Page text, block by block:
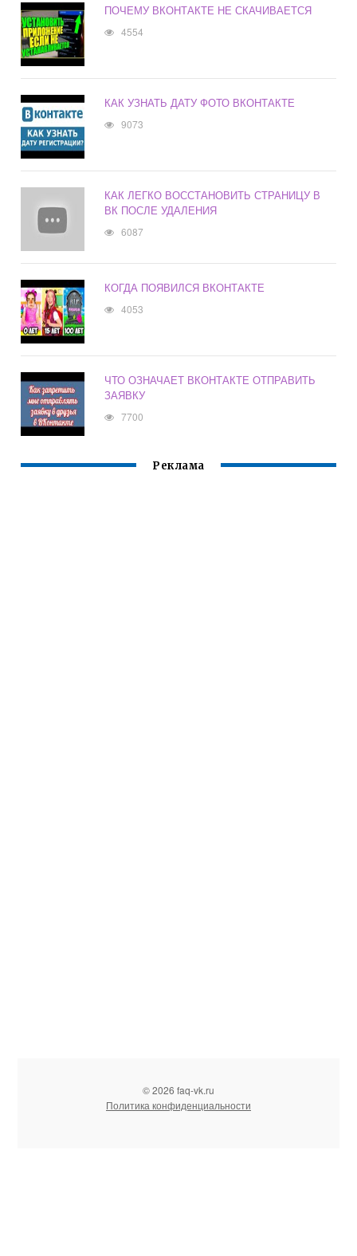
ПОЧЕМУ ВКОНТАКТЕ НЕ СКАЧИВАЕТСЯ
4554
КАК УЗНАТЬ ДАТУ ФОТО ВКОНТАКТЕ
9073
КАК ЛЕГКО ВОССТАНОВИТЬ СТРАНИЦУ В
ВК ПОСЛЕ УДАЛЕНИЯ
6087
КОГДА ПОЯВИЛСЯ ВКОНТАКТЕ
4053
ЧТО ОЗНАЧАЕТ ВКОНТАКТЕ ОТПРАВИТЬ
ЗАЯВКУ
7700
Реклама
© 2026 faq-vk.ru
Политика конфиденциальности